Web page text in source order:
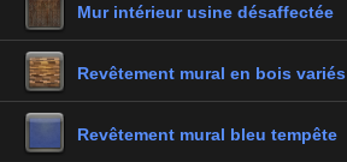
Mur intérieur usine désaffectée
Revêtement mural en bois variés
Revêtement mural bleu tempête